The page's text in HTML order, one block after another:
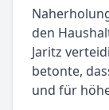
den
Jaritz
betonte,
und für